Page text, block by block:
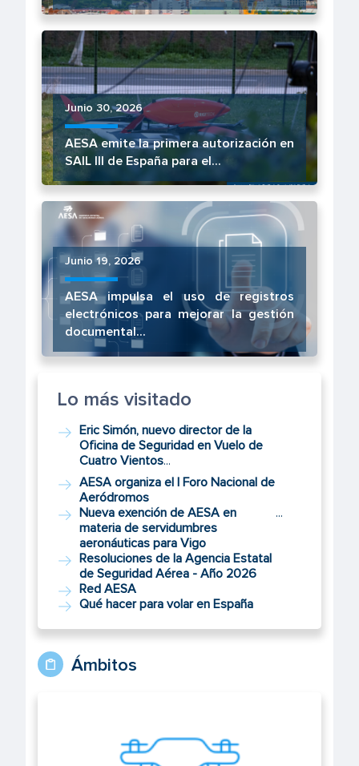
Junio 30, 2026
AESA emite la primera autorización en
SAIL III de España para el...
Junio 19, 2026
AESA impulsa el uso de registros
electrónicos para mejorar la gestión
documental...
Lo más visitado
Eric Simón, nuevo director de la
Oficina de Seguridad en Vuelo de
Cuatro Vientos...
AESA organiza el I Foro Nacional de
Aeródromos
Nueva exención de AESA en
materia de servidumbres
aeronáuticas para Vigo
...
Resoluciones de la Agencia Estatal
de Seguridad Aérea - Año 2026
Red AESA
Qué hacer para volar en España
Ámbitos